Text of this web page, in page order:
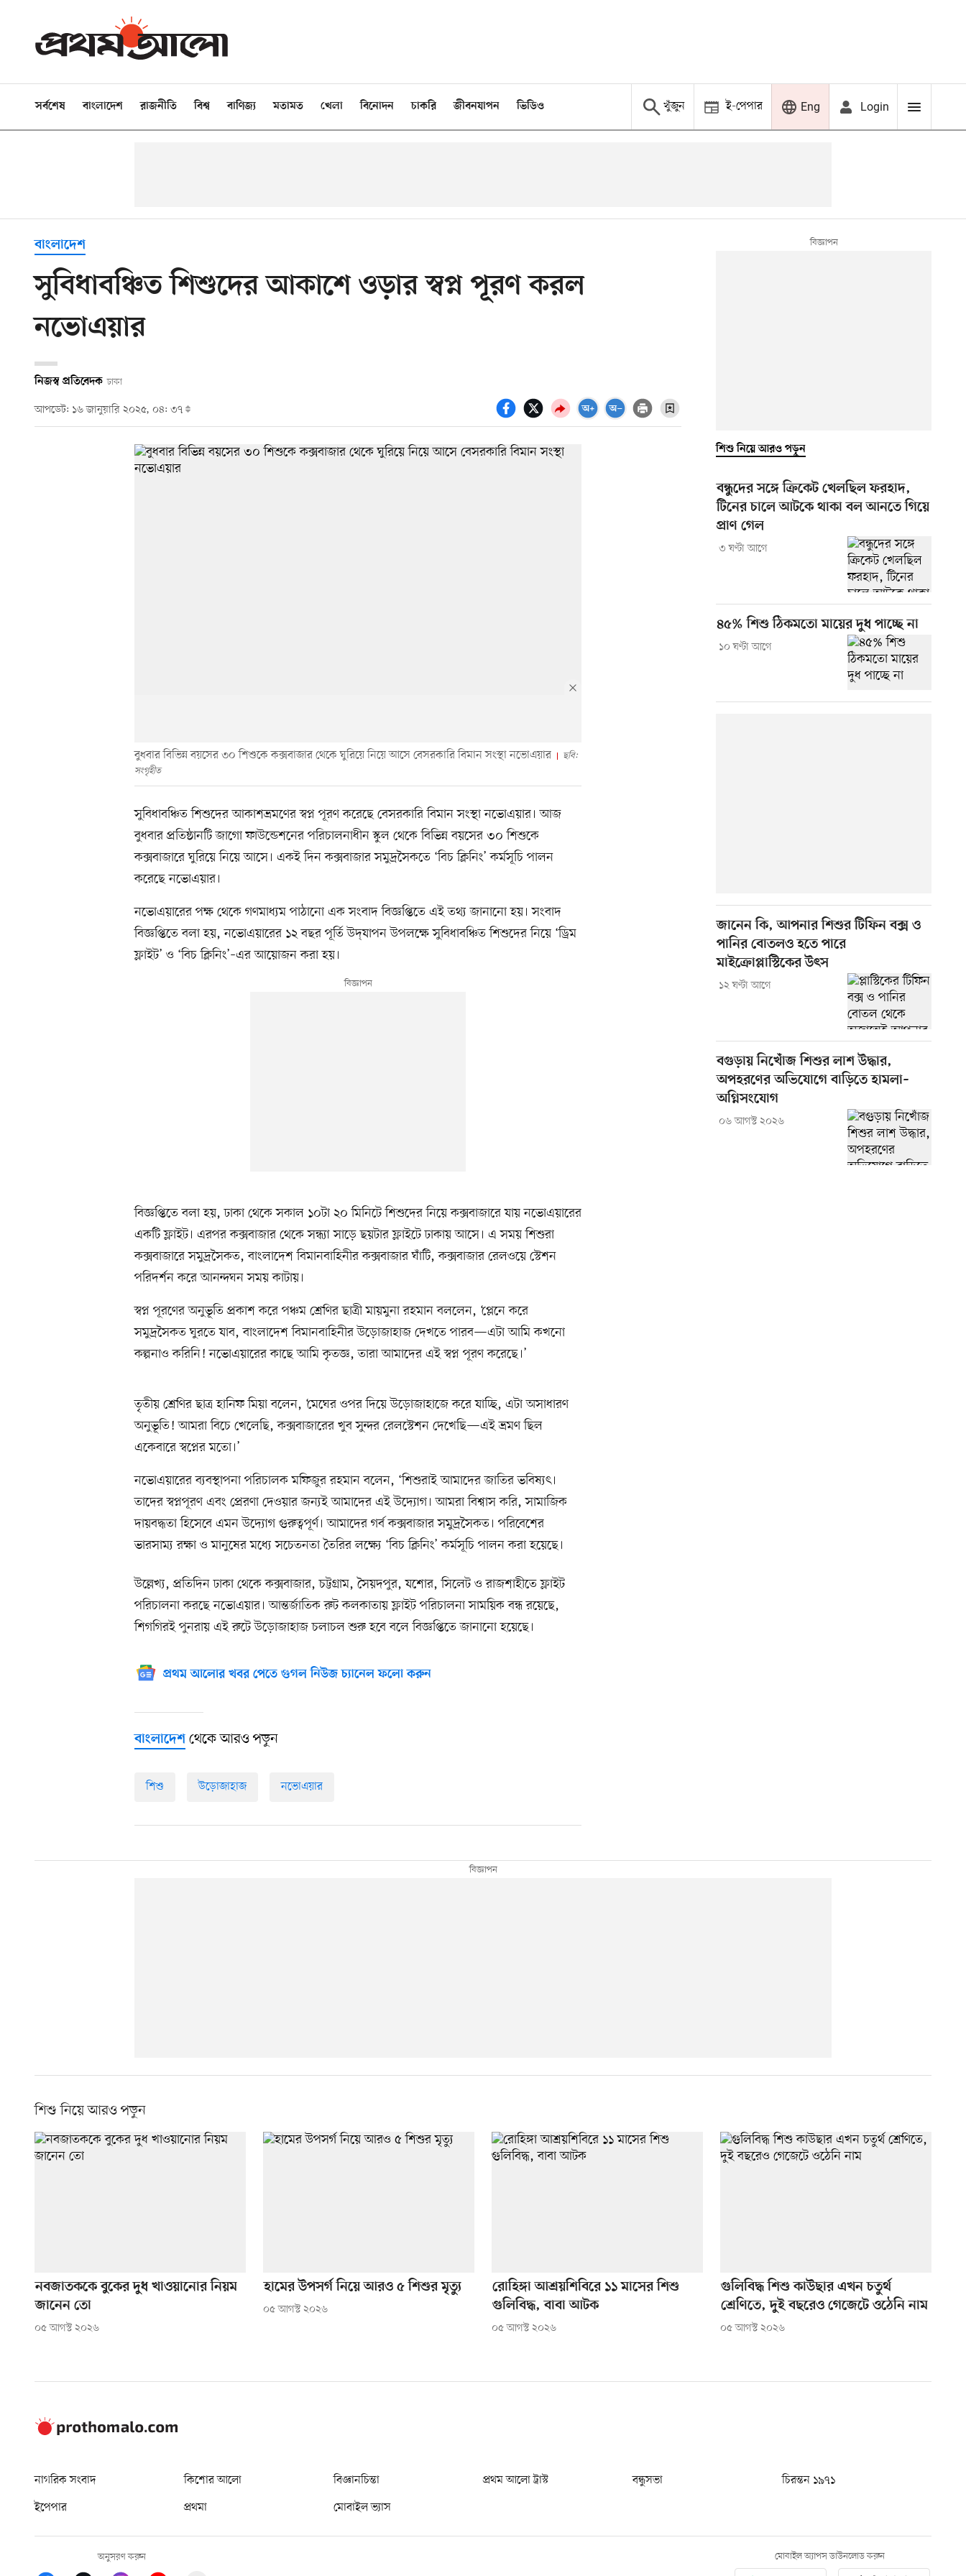
সর্বশেষ বাংলাদেশ রাজনীতি বিশ্ব বাণিজ্য মতামত খেলা বিনোদন চাকরি জীবনযাপন ভিডিও খুঁজুন ই-পেপার Eng Login
বাংলাদেশ
সুবিধাবঞ্চিত শিশুদের আকাশে ওড়ার স্বপ্ন পূরণ করল
নভোএয়ার
নিজস্ব প্রতিবেদক ঢাকা
আপডেট: ১৬ জানুয়ারি ২০২৫, ০৪: ৩৭
বুধবার বিভিন্ন বয়সের ৩০ শিশুকে কক্সবাজার থেকে ঘুরিয়ে নিয়ে আসে বেসরকারি বিমান সংস্থা নভোএয়ার
ছবি:
সংগৃহীত
সুবিধাবঞ্চিত শিশুদের আকাশভ্রমণের স্বপ্ন পূরণ করেছে বেসরকারি বিমান সংস্থা নভোএয়ার। আজ
বুধবার প্রতিষ্ঠানটি জাগো ফাউন্ডেশনের পরিচালনাধীন স্কুল থেকে বিভিন্ন বয়সের ৩০ শিশুকে
কক্সবাজারে ঘুরিয়ে নিয়ে আসে। একই দিন কক্সবাজার সমুদ্রসৈকতে ‘বিচ ক্লিনিং’ কর্মসূচি পালন
করেছে নভোএয়ার।
নভোএয়ারের পক্ষ থেকে গণমাধ্যম পাঠানো এক সংবাদ বিজ্ঞপ্তিতে এই তথ্য জানানো হয়। সংবাদ
বিজ্ঞপ্তিতে বলা হয়, নভোএয়ারের ১২ বছর পূর্তি উদ্‌যাপন উপলক্ষে সুবিধাবঞ্চিত শিশুদের নিয়ে ‘ড্রিম
ফ্লাইট’ ও ‘বিচ ক্লিনিং’–এর আয়োজন করা হয়।
বিজ্ঞপ্তিতে বলা হয়, ঢাকা থেকে সকাল ১০টা ২০ মিনিটে শিশুদের নিয়ে কক্সবাজারে যায় নভোএয়ারের
একটি ফ্লাইট। এরপর কক্সবাজার থেকে সন্ধ্যা সাড়ে ছয়টার ফ্লাইটে ঢাকায় আসে। এ সময় শিশুরা
কক্সবাজারে সমুদ্রসৈকত, বাংলাদেশ বিমানবাহিনীর কক্সবাজার ঘাঁটি, কক্সবাজার রেলওয়ে স্টেশন
পরিদর্শন করে আনন্দঘন সময় কাটায়।
স্বপ্ন পূরণের অনুভূতি প্রকাশ করে পঞ্চম শ্রেণির ছাত্রী মায়মুনা রহমান বললেন, ‘প্লেনে করে
সমুদ্রসৈকত ঘুরতে যাব, বাংলাদেশ বিমানবাহিনীর উড়োজাহাজ দেখতে পারব—এটা আমি কখনো
কল্পনাও করিনি! নভোএয়ারের কাছে আমি কৃতজ্ঞ, তারা আমাদের এই স্বপ্ন পূরণ করেছে।’
তৃতীয় শ্রেণির ছাত্র হানিফ মিয়া বলেন, ‘মেঘের ওপর দিয়ে উড়োজাহাজে করে যাচ্ছি, এটা অসাধারণ
অনুভূতি! আমরা বিচে খেলেছি, কক্সবাজারের খুব সুন্দর রেলস্টেশন দেখেছি—এই ভ্রমণ ছিল
একেবারে স্বপ্নের মতো।’
নভোএয়ারের ব্যবস্থাপনা পরিচালক মফিজুর রহমান বলেন, ‘শিশুরাই আমাদের জাতির ভবিষ্যৎ।
তাদের স্বপ্নপূরণ এবং প্রেরণা দেওয়ার জন্যই আমাদের এই উদ্যোগ। আমরা বিশ্বাস করি, সামাজিক
দায়বদ্ধতা হিসেবে এমন উদ্যোগ গুরুত্বপূর্ণ। আমাদের গর্ব কক্সবাজার সমুদ্রসৈকত। পরিবেশের
ভারসাম্য রক্ষা ও মানুষের মধে৵ সচেতনতা তৈরির লক্ষ্যে ‘বিচ ক্লিনিং’ কর্মসূচি পালন করা হয়েছে।
উল্লেখ্য, প্রতিদিন ঢাকা থেকে কক্সবাজার, চট্টগ্রাম, সৈয়দপুর, যশোর, সিলেট ও রাজশাহীতে ফ্লাইট
পরিচালনা করছে নভোএয়ার। আন্তর্জাতিক রুট কলকাতায় ফ্লাইট পরিচালনা সাময়িক বন্ধ রয়েছে,
শিগগিরই পুনরায় এই রুটে উড়োজাহাজ চলাচল শুরু হবে বলে বিজ্ঞপ্তিতে জানানো হয়েছে।
প্রথম আলোর খবর পেতে গুগল নিউজ চ্যানেল ফলো করুন
বাংলাদেশ থেকে আরও পড়ুন
শিশু উড়োজাহাজ নভোএয়ার
শিশু নিয়ে আরও পড়ুন
বন্ধুদের সঙ্গে ক্রিকেট খেলছিল ফরহাদ,
টিনের চালে আটকে থাকা বল আনতে গিয়ে
প্রাণ গেল
৩ ঘণ্টা আগে
৪৫% শিশু ঠিকমতো মায়ের দুধ পাচ্ছে না
১০ ঘণ্টা আগে
জানেন কি, আপনার শিশুর টিফিন বক্স ও
পানির বোতলও হতে পারে
মাইক্রোপ্লাস্টিকের উৎস
১২ ঘণ্টা আগে
বগুড়ায় নিখোঁজ শিশুর লাশ উদ্ধার,
অপহরণের অভিযোগে বাড়িতে হামলা–
অগ্নিসংযোগ
০৬ আগস্ট ২০২৬
শিশু নিয়ে আরও পড়ুন
নবজাতককে বুকের দুধ খাওয়ানোর নিয়ম
জানেন তো
০৫ আগস্ট ২০২৬
হামের উপসর্গ নিয়ে আরও ৫ শিশুর মৃত্যু
০৫ আগস্ট ২০২৬
রোহিঙ্গা আশ্রয়শিবিরে ১১ মাসের শিশু
গুলিবিদ্ধ, বাবা আটক
০৫ আগস্ট ২০২৬
গুলিবিদ্ধ শিশু কাউছার এখন চতুর্থ
শ্রেণিতে, দুই বছরেও গেজেটে ওঠেনি নাম
০৫ আগস্ট ২০২৬
নাগরিক সংবাদ কিশোর আলো বিজ্ঞানচিন্তা প্রথম আলো ট্রাস্ট বন্ধুসভা
চিরন্তন ১৯৭১
ইপেপার
প্রথমা মোবাইল ভ্যাস
অনুসরণ করুন মোবাইল অ্যাপস ডাউনলোড করুন